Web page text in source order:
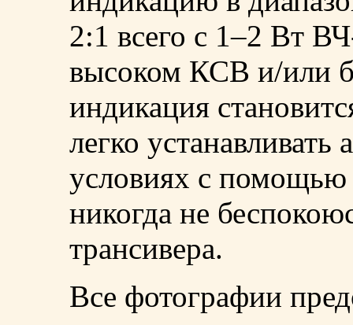
2:1 всего с 1–2 Вт
высоком КСВ и/или
индикация
легко
условиях с помощью
никогда не
трансивера.
Все фотографии